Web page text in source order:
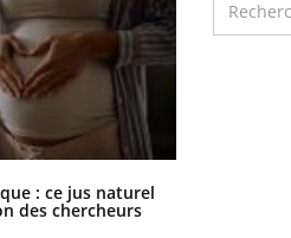
: ce jus naturel
des chercheurs